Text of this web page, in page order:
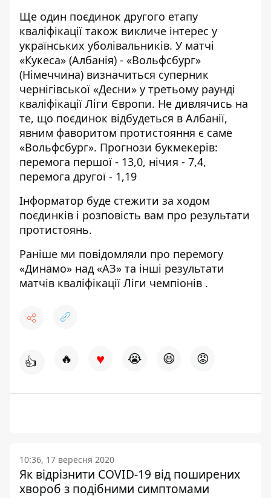
Ще один поєдинок другого етапу
кваліфікації також викличе інтерес у
українських уболівальників. У матчі
«Кукеса» (Албанія) - «Вольфсбург»
(Німеччина) визначиться суперник
чернігівської «Десни» у третьому раунді
кваліфікації Ліги Європи. Не дивлячись на
те, що поєдинок відбудеться в Албанії,
явним фаворитом протистояння є саме
«Вольфсбург». Прогнози букмекерів:
перемога першої - 13,0, нічия - 7,4,
перемога другої - 1,19
Інформатор буде стежити за ходом
поєдинків і розповість вам про результати
протистоянь.
Раніше ми повідомляли про перемогу
«Динамо» над «АЗ» та інші результати
матчів кваліфікації Ліги чемпіонів .
👍 🔥 ♥ 😭 😆 😡
10:36, 17 вересня 2020
Як відрізнити COVID-19 від поширених
хвороб з подібними симптомами